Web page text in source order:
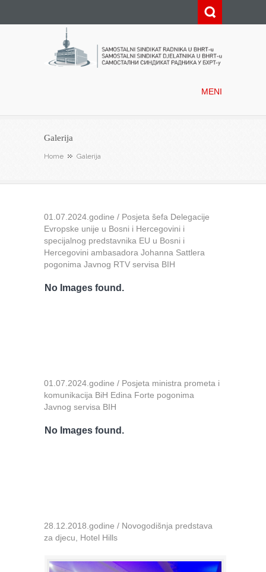
MENI
Galerija
Home Galerija
01.07.2024.godine / Posjeta šefa Delegacije
Evropske unije u Bosni i Hercegovini i
specijalnog predstavnika EU u Bosni i
Hercegovini ambasadora Johanna Sattlera
pogonima Javnog RTV servisa BIH
No Images found.
01.07.2024.godine / Posjeta ministra prometa i
komunikacija BiH Edina Forte pogonima
Javnog servisa BIH
No Images found.
28.12.2018.godine / Novogodišnja predstava
za djecu, Hotel Hills